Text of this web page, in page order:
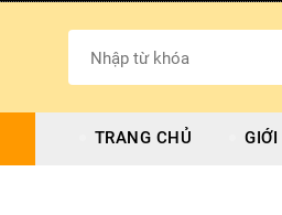
TRANG CHỦ GIỚI